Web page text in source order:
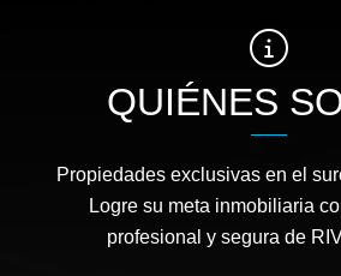
QUIÉNES
Propiedades exclusivas en el
Logre su meta inmobiliaria
profesional y segura de